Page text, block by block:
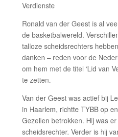
Ronald van der Geest is al
de basketbalwereld.
talloze scheidsrechters
danken – reden voor de
om hem met de titel ‘Lid van
te zetten.
Van der Geest was actief bij
in Haarlem, richtte TYBB op
Gezellen betrokken. Hij was
scheidsrechter. Verder is hij